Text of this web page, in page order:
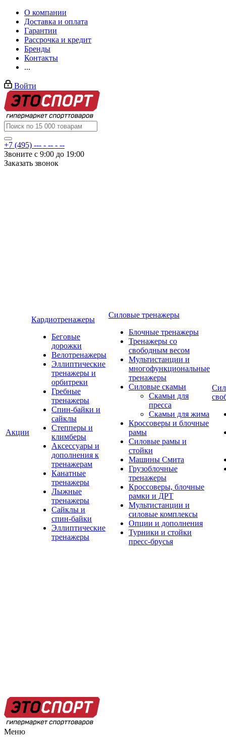
О компании
Доставка и оплата
Гарантии
Рассрочка и кредит
Бренды
Контакты
...
Войти
+7 (495) --- - -- - --
Звоните с 9:00 до 19:00
Заказать звонок
Акции
Кардиотренажеры
Беговые
дорожки
Велотренажеры
Эллиптические
тренажеры и
орбитреки
Гребные
тренажеры
Спин-байки и
сайклы
Степперы и
климберы
Аксессуары и
дополнения к
тренажерам
Канатные
тренажеры
Лыжные
тренажеры
Сайклы и
спин-байки
Эллиптические
тренажеры
Силовые тренажеры
Блочные тренажеры
Тренажеры со
свободным весом
Мультистанции и
многофункциональные
тренажеры
Силовые скамьи
Скамьи для
пресса
Скамьи для жима
Кроссоверы и блочные
рамы
Силовые рамы и
стойки
Машины Смита
Грузоблочные
тренажеры
Кроссоверы, блочные
рамки и ДРТ
Мультистанции и
силовые комплексы
Опции и дополнения
Турники и стойки
пресс-брусья
Меню